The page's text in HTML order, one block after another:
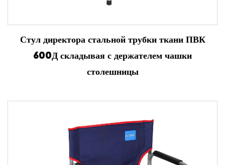
Стул директора стальной трубки ткани ПВК
600Д складывая с держателем чашки
столешницы